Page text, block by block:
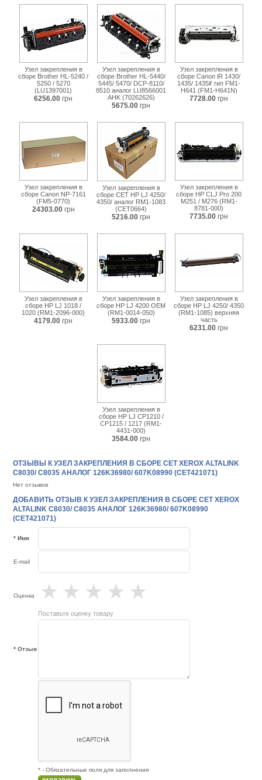
cet421071.html
Узел закрепления в
сборе Brother HL-5240 /
5250 / 5270
(LU1397001)
6256.00 грн
Узел закрепления в
сборе Brother HL-5440/
5445/ 5470/ DCP-8110/
8510 аналог LU8566001
AHK (70262626)
5675.00 грн
Узел закрепления в
сборе Canon iR 1430/
1435/ 1435if тип FM1-
H641 (FM1-H641N)
7728.00 грн
Узел закрепления в
сборе Canon NP-7161
(FM5-0770)
24303.00 грн
Узел закрепления в
сборе CET HP LJ 4250/
4350/ аналог RM1-1083
(CET0664)
5216.00 грн
Узел закрепления в
сборе HP CLJ Pro 200
M251 / M276 (RM1-
8781-000)
7735.00 грн
Узел закрепления в
сборе HP LJ 1018 /
1020 (RM1-2096-000)
4179.00 грн
Узел закрепления в
сборе HP LJ 4200 OEM
(RM1-0014-050)
5933.00 грн
Узел закрепления в
сборе HP LJ 4250/ 4350
(RM1-1085) верхняя
часть
6231.00 грн
Узел закрепления в
сборе HP LJ CP1210 /
CP1215 / 1217 (RM1-
4431-000)
3584.00 грн
ОТЗЫВЫ К УЗЕЛ ЗАКРЕПЛЕНИЯ В СБОРЕ CET XEROX ALTALINK
C8030/ C8035 АНАЛОГ 126K36980/ 607K08990 (CET421071)
Нет отзывов
ДОБАВИТЬ ОТЗЫВ К УЗЕЛ ЗАКРЕПЛЕНИЯ В СБОРЕ CET XEROX
ALTALINK C8030/ C8035 АНАЛОГ 126K36980/ 607K08990
(CET421071)
* Имя
E-mail
Оценка ★
★
★
★
★
Поставьте оценку товару
* Отзыв
* - Обязательные поля для заполнения